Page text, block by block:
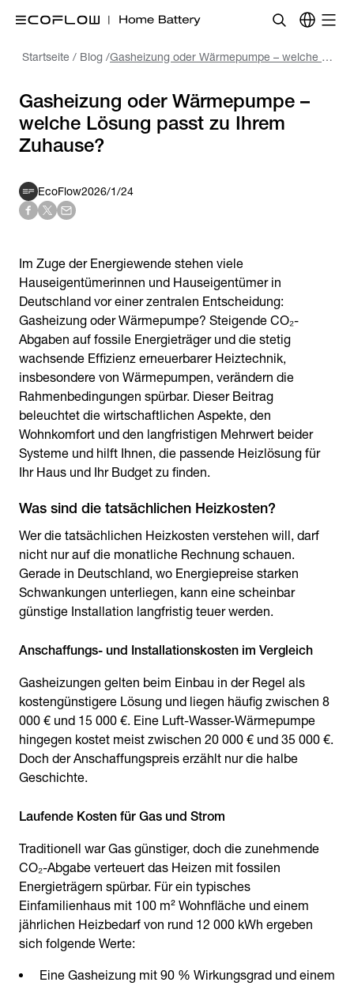
Startseite / Blog / Gasheizung oder Wärmepumpe – welche Lösung passt zu Ihrem Zuhause?
Gasheizung oder Wärmepumpe –
welche Lösung passt zu Ihrem
Zuhause?
EcoFlow2026/1/24
Im Zuge der Energiewende stehen viele
Hauseigentümerinnen und Hauseigentümer in
Deutschland vor einer zentralen Entscheidung:
Gasheizung oder Wärmepumpe? Steigende CO₂-
Abgaben auf fossile Energieträger und die stetig
wachsende Effizienz erneuerbarer Heiztechnik,
insbesondere von Wärmepumpen, verändern die
Rahmenbedingungen spürbar. Dieser Beitrag
beleuchtet die wirtschaftlichen Aspekte, den
Wohnkomfort und den langfristigen Mehrwert beider
Systeme und hilft Ihnen, die passende Heizlösung für
Ihr Haus und Ihr Budget zu finden.
Was sind die tatsächlichen Heizkosten?
Wer die tatsächlichen Heizkosten verstehen will, darf
nicht nur auf die monatliche Rechnung schauen.
Gerade in Deutschland, wo Energiepreise starken
Schwankungen unterliegen, kann eine scheinbar
günstige Installation langfristig teuer werden.
Anschaffungs- und Installationskosten im Vergleich
Gasheizungen gelten beim Einbau in der Regel als
kostengünstigere Lösung und liegen häufig zwischen 8
000 € und 15 000 €. Eine Luft-Wasser-Wärmepumpe
hingegen kostet meist zwischen 20 000 € und 35 000 €.
Doch der Anschaffungspreis erzählt nur die halbe
Geschichte.
Laufende Kosten für Gas und Strom
Traditionell war Gas günstiger, doch die zunehmende
CO₂-Abgabe verteuert das Heizen mit fossilen
Energieträgern spürbar. Für ein typisches
Einfamilienhaus mit 100 m² Wohnfläche und einem
jährlichen Heizbedarf von rund 12 000 kWh ergeben
sich folgende Werte:
Eine Gasheizung mit 90 % Wirkungsgrad und einem